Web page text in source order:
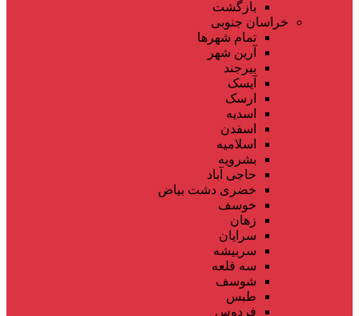
بازگشت
خراسان جنوبی
تمام شهر‌ها
آرین شهر
بیرجند
آیسک
ارسک
اسدیه
اسفدن
اسلامیه
بشرویه
حاجی آباد
خضری دشت بیاض
خوسف
زهان
سرایان
سربیشه
سه قلعه
شوسف
طبس
فردوس